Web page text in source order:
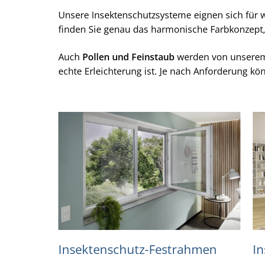
Unsere Insektenschutzsysteme eignen sich für
finden Sie genau das harmonische
Auch Pollen und Feinstaub werden von
echte Erleichterung ist. Je nach Anforderung
Insektenschutz-Festrahmen